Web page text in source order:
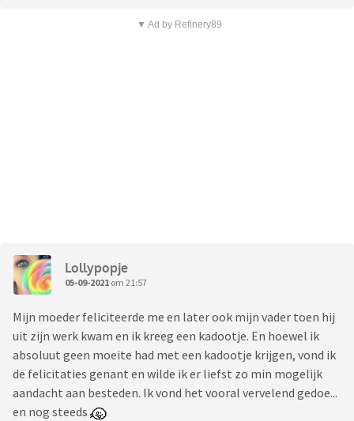
▼ Ad by Refinery89
Lollypopje
05-09-2021 om 21:57
Mijn moeder feliciteerde me en later ook mijn vader toen hij
uit zijn werk kwam en ik kreeg een kadootje. En hoewel ik
absoluut geen moeite had met een kadootje krijgen, vond ik
de felicitaties genant en wilde ik er liefst zo min mogelijk
aandacht aan besteden. Ik vond het vooral vervelend gedoe...
en nog steeds